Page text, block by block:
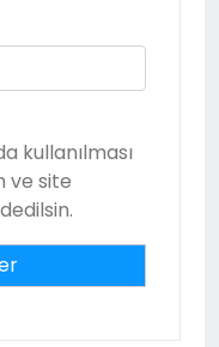
kullanılması
ve site